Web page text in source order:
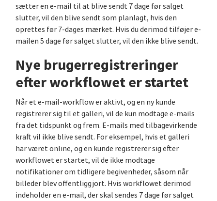
sætter en e-mail til at blive sendt 7 dage før salget
slutter, vil den blive sendt som planlagt, hvis den
oprettes før 7-dages mærket. Hvis du derimod tilføjer e-
mailen 5 dage før salget slutter, vil den ikke blive sendt.
Nye brugerregistreringer
efter workflowet er startet
Når et e-mail-workflow er aktivt, og en ny kunde
registrerer sig til et galleri, vil de kun modtage e-mails
fra det tidspunkt og frem. E-mails med tilbagevirkende
kraft vil ikke blive sendt. For eksempel, hvis et galleri
har været online, og en kunde registrerer sig efter
workflowet er startet, vil de ikke modtage
notifikationer om tidligere begivenheder, såsom når
billeder blev offentliggjort. Hvis workflowet derimod
indeholder en e-mail, der skal sendes 7 dage før salget